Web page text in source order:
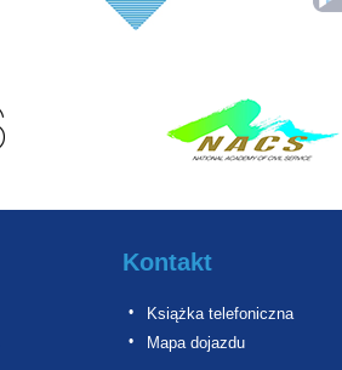
Kontakt
Książka telefoniczna
Mapa dojazdu